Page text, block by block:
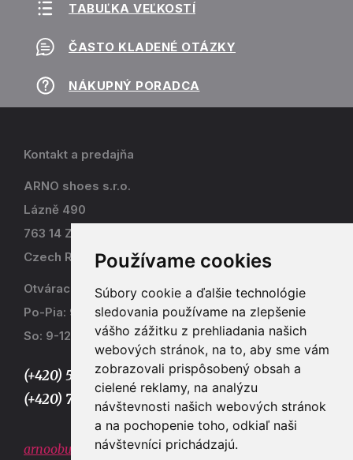
Používame cookies
Súbory cookie a ďalšie technológie
sledovania používame na zlepšenie
vášho zážitku z prehliadania našich
webových stránok, na to, aby sme vám
zobrazovali prispôsobený obsah a
cielené reklamy, na analýzu
návštevnosti našich webových stránok
a na pochopenie toho, odkiaľ naši
návštevníci prichádzajú.
TABUĽKA VEĽKOSTÍ
ČASTO KLADENÉ OTÁZKY
NÁKUPNÝ PORADCA
Kontakt a predajňa
ARNO shoes s.r.o.
Lázně 490
763 14 Zlín - Kostelec
Czech Republic
Otváracia doba
Po-Pia: 9-17
So: 9-12
(+420) 577 915 036,
(+420) 773 667 390
arnoobuv@gmail.com